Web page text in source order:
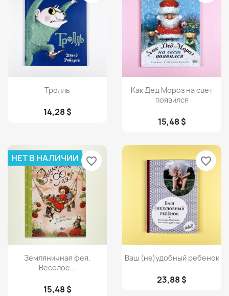
Просмотр
Тролль
14,28 $
Просмотр
Как Дед Мороз на свет
появился
15,48 $
Просмотр
Земляничная фея.
Веселое...
15,48 $
НЕТ В НАЛИЧИИ favorite_border
Просмотр
Ваш (не)удобный ребенок
23,88 $
favorite_border